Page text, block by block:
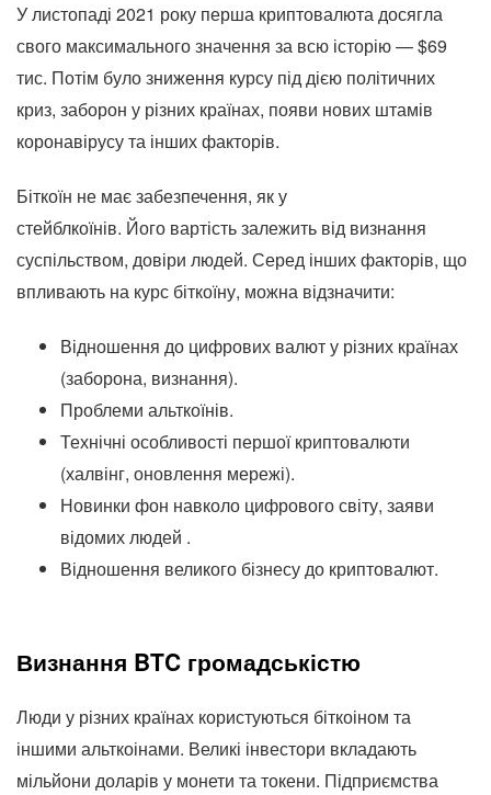
У листопаді 2021 року перша криптовалюта досягла
свого максимального значення за всю історію — $69
тис. Потім було зниження курсу під дією політичних
криз, заборон у різних країнах, появи нових штамів
коронавірусу та інших факторів.
Біткоїн не має забезпечення, як у
стейблкоїнів. Його вартість залежить від визнання
суспільством, довіри людей. Серед інших факторів, що
впливають на курс біткоїну, можна відзначити:
Відношення до цифрових валют у різних країнах
(заборона, визнання).
Проблеми альткоїнів.
Технічні особливості першої криптовалюти
(халвінг, оновлення мережі).
Новинки фон навколо цифрового світу, заяви
відомих людей .
Відношення великого бізнесу до криптовалют.
Визнання BTC громадськістю
Люди у різних країнах користуються біткоіном та
іншими альткоінами. Великі інвестори вкладають
мільйони доларів у монети та токени. Підприємства